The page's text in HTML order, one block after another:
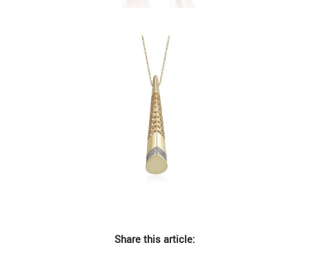
Share this article: